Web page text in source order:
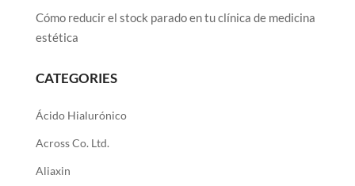
Cómo reducir el stock parado en tu clínica de medicina
estética
CATEGORIES
Ácido Hialurónico
Across Co. Ltd.
Aliaxin